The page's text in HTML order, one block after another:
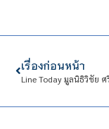
เรื่องก่อนหน้า